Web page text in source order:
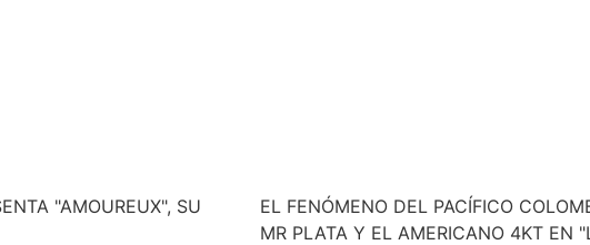
"AMOUREUX", SU
EL FENÓMENO DEL PACÍFICO
MR PLATA Y EL AMERICANO 4KT EN